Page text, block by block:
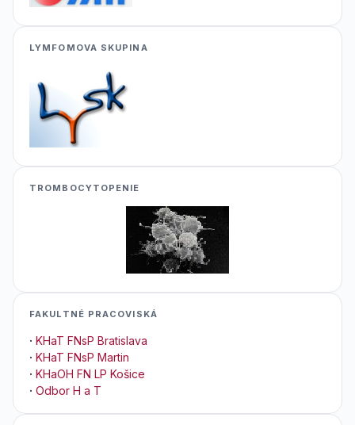
LYMFOMOVA SKUPINA
TROMBOCYTOPENIE
FAKULTNÉ PRACOVISKÁ
· KHaT FNsP Bratislava
· KHaT FNsP Martin
· KHaOH FN LP Košice
· Odbor H a T